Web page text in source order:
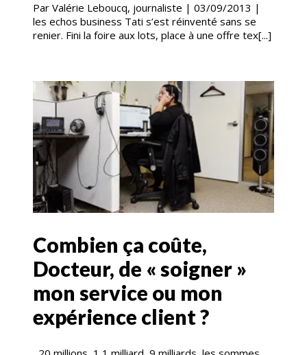
Par Valérie Leboucq, journaliste | 03/09/2013 |
les echos business Tati s’est réinventé sans se
renier. Fini la foire aux lots, place à une offre tex[...]
Combien ça coûte,
Docteur, de « soigner »
mon service ou mon
expérience client ?